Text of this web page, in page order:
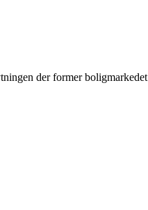
der former boligmarkedet